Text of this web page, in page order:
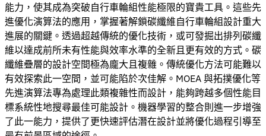
能力，使其成為突破自行車輪組性能極限的寶貴工具。這些先
進優化演算法的應用，掌握著解鎖碳纖維自行車輪組設計重大
進展的關鍵。透過超越傳統的優化技術，或可發掘出排列碳纖
維以達成前所未有性能與效率水準的全新且更有效的方式。碳
纖維疊層的設計空間極為龐大且複雜。傳統優化方法可能難以
有效探索此一空間，並可能陷於次佳解。MOEA 與拓撲優化等
先進演算法專為處理此類複雜性而設計，能夠跨越多個性能目
標系統性地搜尋最佳可能設計。機器學習的整合則進一步增強
了此一能力，提供了更快速評估潛在設計並將優化過程引導至